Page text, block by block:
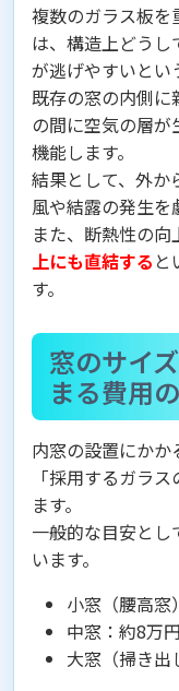
複数のガラス板を
は、構造上どう
が逃げやすいとい
既存の窓の内側に
の間に空気の層が
機能します。
結果として、外か
風や結露の発生を
また、断熱性の向
上にも直結する と
す。
窓のサイ
まる費用
内窓の設置にかか
「採用するガラ
ます。
一般的な目安とし
います。
小窓（腰高窓
中窓：約8万
大窓（掃き出